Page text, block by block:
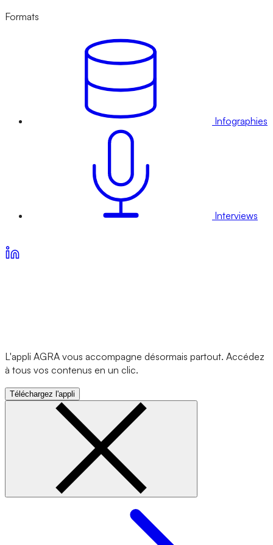
Formats
Infographies
Interviews
L'appli AGRA vous accompagne désormais partout. Accédez
à tous vos contenus en un clic.
Téléchargez l'appli